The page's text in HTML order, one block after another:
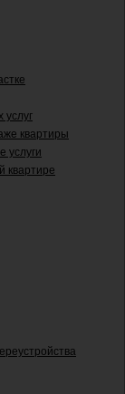
услуг
квартиры
услуги
квартире